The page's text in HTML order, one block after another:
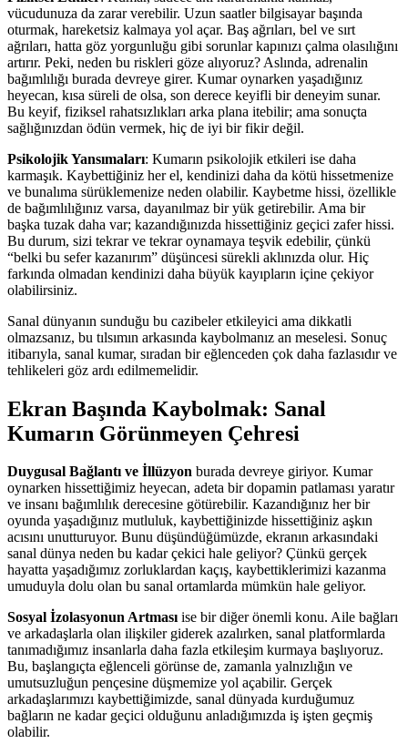
vücudunuza da zarar verebilir. Uzun saatler bilgisayar başında
oturmak, hareketsiz kalmaya yol açar. Baş ağrıları, bel ve sırt
ağrıları, hatta göz yorgunluğu gibi sorunlar kapınızı çalma olasılığını
artırır. Peki, neden bu riskleri göze alıyoruz? Aslında, adrenalin
bağımlılığı burada devreye girer. Kumar oynarken yaşadığınız
heyecan, kısa süreli de olsa, son derece keyifli bir deneyim sunar.
Bu keyif, fiziksel rahatsızlıkları arka plana itebilir; ama sonuçta
sağlığınızdan ödün vermek, hiç de iyi bir fikir değil.
Psikolojik Yansımaları: Kumarın psikolojik etkileri ise daha
karmaşık. Kaybettiğiniz her el, kendinizi daha da kötü hissetmenize
ve bunalıma sürüklemenize neden olabilir. Kaybetme hissi, özellikle
de bağımlılığınız varsa, dayanılmaz bir yük getirebilir. Ama bir
başka tuzak daha var; kazandığınızda hissettiğiniz geçici zafer hissi.
Bu durum, sizi tekrar ve tekrar oynamaya teşvik edebilir, çünkü
“belki bu sefer kazanırım” düşüncesi sürekli aklınızda olur. Hiç
farkında olmadan kendinizi daha büyük kayıpların içine çekiyor
olabilirsiniz.
Sanal dünyanın sunduğu bu cazibeler etkileyici ama dikkatli
olmazsanız, bu tılsımın arkasında kaybolmanız an meselesi. Sonuç
itibarıyla, sanal kumar, sıradan bir eğlenceden çok daha fazlasıdır ve
tehlikeleri göz ardı edilmemelidir.
Ekran Başında Kaybolmak: Sanal
Kumarın Görünmeyen Çehresi
Duygusal Bağlantı ve İllüzyon burada devreye giriyor. Kumar
oynarken hissettiğimiz heyecan, adeta bir dopamin patlaması yaratır
ve insanı bağımlılık derecesine götürebilir. Kazandığınız her bir
oyunda yaşadığınız mutluluk, kaybettiğinizde hissettiğiniz aşkın
acısını unutturuyor. Bunu düşündüğümüzde, ekranın arkasındaki
sanal dünya neden bu kadar çekici hale geliyor? Çünkü gerçek
hayatta yaşadığımız zorluklardan kaçış, kaybettiklerimizi kazanma
umuduyla dolu olan bu sanal ortamlarda mümkün hale geliyor.
Sosyal İzolasyonun Artmasıise bir diğer önemli konu. Aile bağları
ve arkadaşlarla olan ilişkiler giderek azalırken, sanal platformlarda
tanımadığımız insanlarla daha fazla etkileşim kurmaya başlıyoruz.
Bu, başlangıçta eğlenceli görünse de, zamanla yalnızlığın ve
umutsuzluğun pençesine düşmemize yol açabilir. Gerçek
arkadaşlarımızı kaybettiğimizde, sanal dünyada kurduğumuz
bağların ne kadar geçici olduğunu anladığımızda iş işten geçmiş
olabilir.